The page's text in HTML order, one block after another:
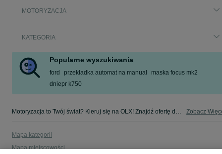
MOTORYZACJA
KATEGORIA
Popularne wyszukiwania
ford przekładka automat na manual
maska focus mk2
dniepr k750
Motoryzacja to Twój świat? Kieruj się na OLX! Znajdź ofertę dla siebie w kategorii Motoryzacja na OLX - Tarnobrzeg i okolice! Zobacz
Mapa kategorii
Mapa miejscowości